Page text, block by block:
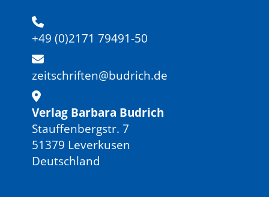
+49 (0)2171 79491-50
zeitschriften@budrich.de
Verlag Barbara Budrich
Stauffenbergstr. 7
51379 Leverkusen
Deutschland